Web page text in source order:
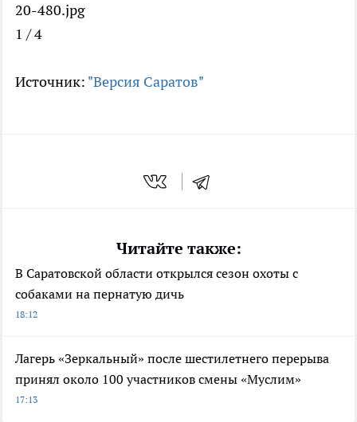
20-480.jpg
1 / 4
Источник: "Версия Саратов"
Читайте также:
В Саратовской области открылся сезон охоты с
собаками на пернатую дичь
18:12
Лагерь «Зеркальный» после шестилетнего перерыва
принял около 100 участников смены «Муслим»
17:13